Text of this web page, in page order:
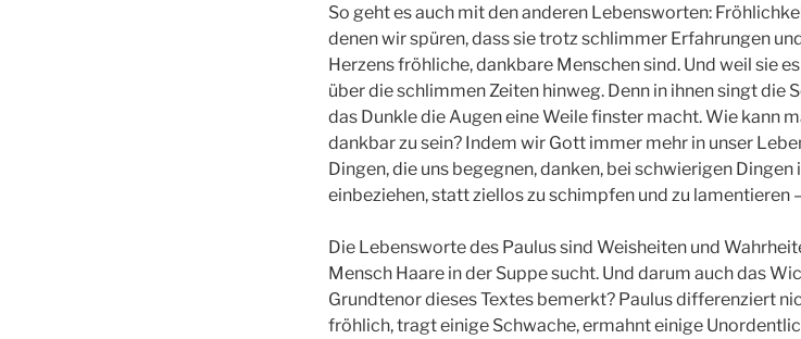
So geht es auch mit den anderen Lebensworten:
denen wir spüren, dass sie trotz schlimmer Erfahrungen
Herzens fröhliche, dankbare Menschen sind. Und weil sie
über die schlimmen Zeiten hinweg. Denn in ihnen singt die
das Dunkle die Augen eine Weile finster macht. Wie kann
dankbar zu sein? Indem wir Gott immer mehr in unser
Dingen, die uns begegnen, danken, bei schwierigen
einbeziehen, statt ziellos zu schimpfen und zu lamentieren
Die Lebensworte des Paulus sind Weisheiten und
Mensch Haare in der Suppe sucht. Und darum auch das
Grundtenor dieses Textes bemerkt? Paulus differenziert
fröhlich, tragt einige Schwache, ermahnt einige